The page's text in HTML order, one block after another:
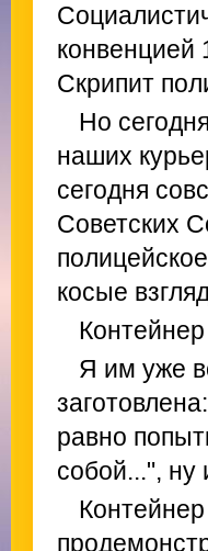
конвенцией
Скрипит
Но
наших
сегодня
Советских
косые
Я им уже
равно
собой...", ну